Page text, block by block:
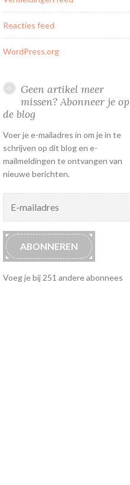
Reacties feed
WordPress.org
Geen artikel meer
missen? Abonneer je op
de blog
Voer je e-mailadres in om je in te
schrijven op dit blog en e-
mailmeldingen te ontvangen van
nieuwe berichten.
mailadres
ABONNEREN
Voeg je bij 251 andere abonnees